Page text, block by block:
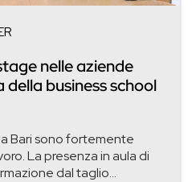
nelle aziende
della business school
Bari sono fortemente
La presenza in aula di
dal taglio...